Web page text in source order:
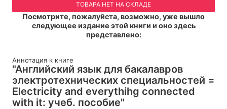
ТОВАРА НЕТ НА СКЛАДЕ
Посмотрите, пожалуйста, возможно, уже вышло
следующее издание этой книги и оно здесь
представлено:
Аннотация к книге
"Английский язык для бакалавров
электротехнических специальностей =
Electricity and everythihg connected
with it: учеб. пособие"